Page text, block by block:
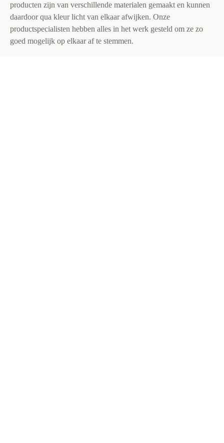
producten zijn van verschillende materialen gemaakt en kunnen
daardoor qua kleur licht van elkaar afwijken. Onze
productspecialisten hebben alles in het werk gesteld om ze zo
goed mogelijk op elkaar af te stemmen.